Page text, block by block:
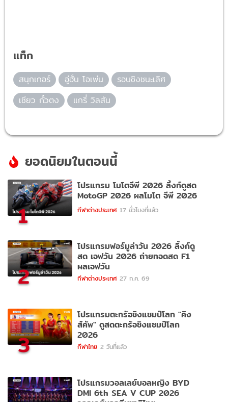
แท็ก
สนุกเกอร์ อู่ฮั่น โอเพ่น
รอบชิงชนะเลิศ
เซียว กั๋วตง
แกรี่ วิลสัน
ยอดนิยมในตอนนี้
1
โปรแกรม โมโตจีพี 2026 ลิ้งก์ดูสด
MotoGP 2026 ผลโมโต จีพี 2026
กีฬาต่างประเทศ 17 ชั่วโมงที่แล้ว
2
โปรแกรมฟอร์มูล่าวัน 2026 ลิ้งก์ดู
สด เอฟวัน 2026 ถ่ายทอดสด F1
ผลเอฟวัน
กีฬาต่างประเทศ 27 ก.ค. 69
3
โปรแกรมตะกร้อชิงแชมป์โลก "คิง
ส์คัพ" ดูสดตะกร้อชิงแชมป์โลก
2026
กีฬาไทย 2 วันที่แล้ว
โปรแกรมวอลเลย์บอลหญิง BYD
DMI 6th SEA V CUP 2026